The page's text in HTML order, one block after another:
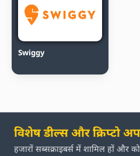
Swiggy
विशेष डील्स और क्रिप्टो
हजारों सब्सक्राइबर्स में शामिल हों और